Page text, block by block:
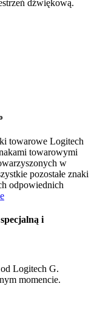
dźwiękową.
towarowe Logitech
towarowymi
w
pozostałe znaki
odpowiednich
i
Logitech G.
momencie.